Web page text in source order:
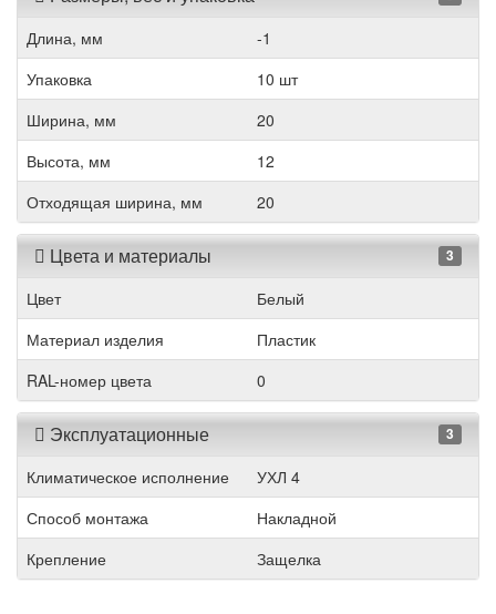
Длина, мм
-1
Упаковка
10 шт
Ширина, мм
20
Высота, мм
12
Отходящая ширина, мм
20
Цвета и материалы 3
Цвет
Белый
Материал изделия
Пластик
RAL-номер цвета
0
Эксплуатационные 3
Климатическое исполнение
УХЛ 4
Способ монтажа
Накладной
Крепление
Защелка